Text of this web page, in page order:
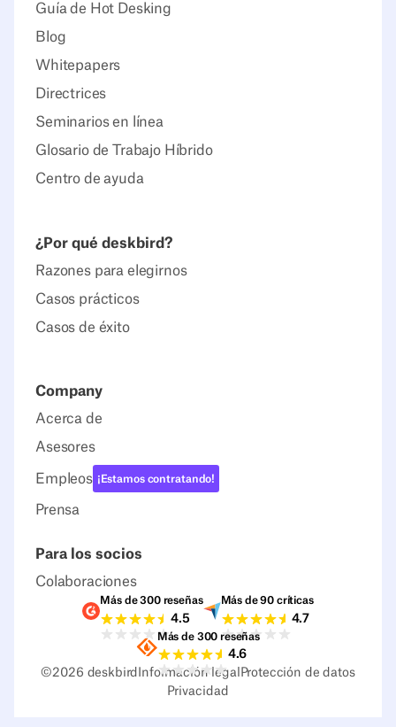
Guía de Hot Desking
Blog
Whitepapers
Directrices
Seminarios en línea
Glosario de Trabajo Híbrido
Centro de ayuda
¿Por qué deskbird?
Razones para elegirnos
Casos prácticos
Casos de éxito
Company
Acerca de
Asesores
Empleos ¡Estamos contratando!
Prensa
Para los socios
Colaboraciones
Valoraciones G2
Más de 300 reseñas
4.5
Valoraciones
Más de 90 críticas
4.7
Valoraciones Sourceforge
Más de 300 reseñas
4.6
©2026 deskbird Información legal Protección de datos
Privacidad